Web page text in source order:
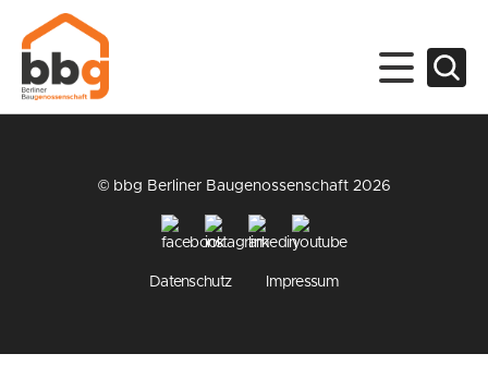
© bbg Berliner Baugenossenschaft 2026
Datenschutz Impressum